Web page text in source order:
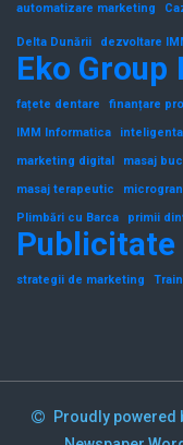
automatizare marketing
Delta Dunării dezvoltare
Eko Group
fațete dentare
finanțare
IMM Informatica
marketing digital
masaj
masaj terapeutic
Plimbări cu Barca
primii
Publicitate
strategii de marketing
Proudly powered